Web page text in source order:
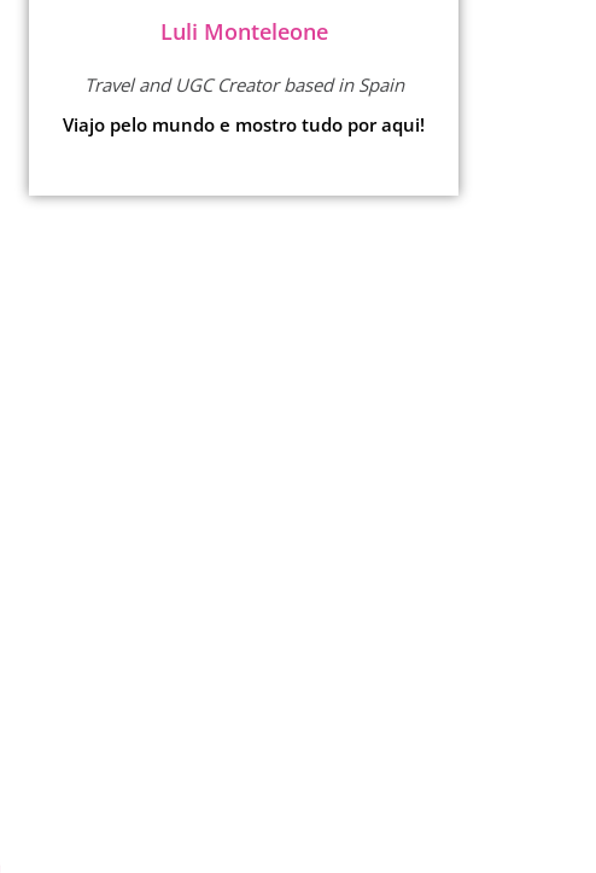
Luli Monteleone
Travel and UGC Creator based in Spain
Viajo pelo mundo e mostro tudo por aqui!